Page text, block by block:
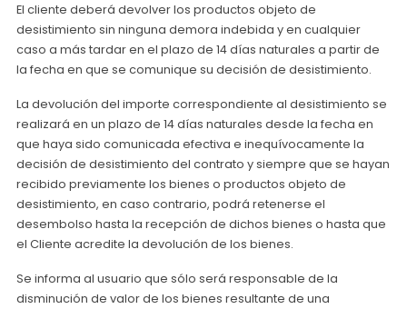
El cliente deberá devolver los productos objeto de
desistimiento sin ninguna demora indebida y en cualquier
caso a más tardar en el plazo de 14 días naturales a partir de
la fecha en que se comunique su decisión de desistimiento.
La devolución del importe correspondiente al desistimiento se
realizará en un plazo de 14 días naturales desde la fecha en
que haya sido comunicada efectiva e inequívocamente la
decisión de desistimiento del contrato y siempre que se hayan
recibido previamente los bienes o productos objeto de
desistimiento, en caso contrario, podrá retenerse el
desembolso hasta la recepción de dichos bienes o hasta que
el Cliente acredite la devolución de los bienes.
Se informa al usuario que sólo será responsable de la
disminución de valor de los bienes resultante de una